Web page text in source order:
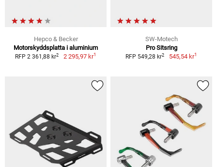
Hepco & Becker
Motorskyddsplatta i aluminium
RFP 2 361,88 kr2 2 295,97 kr1
SW-Motech
Pro Sitsring
RFP 549,28 kr2 545,54 kr1